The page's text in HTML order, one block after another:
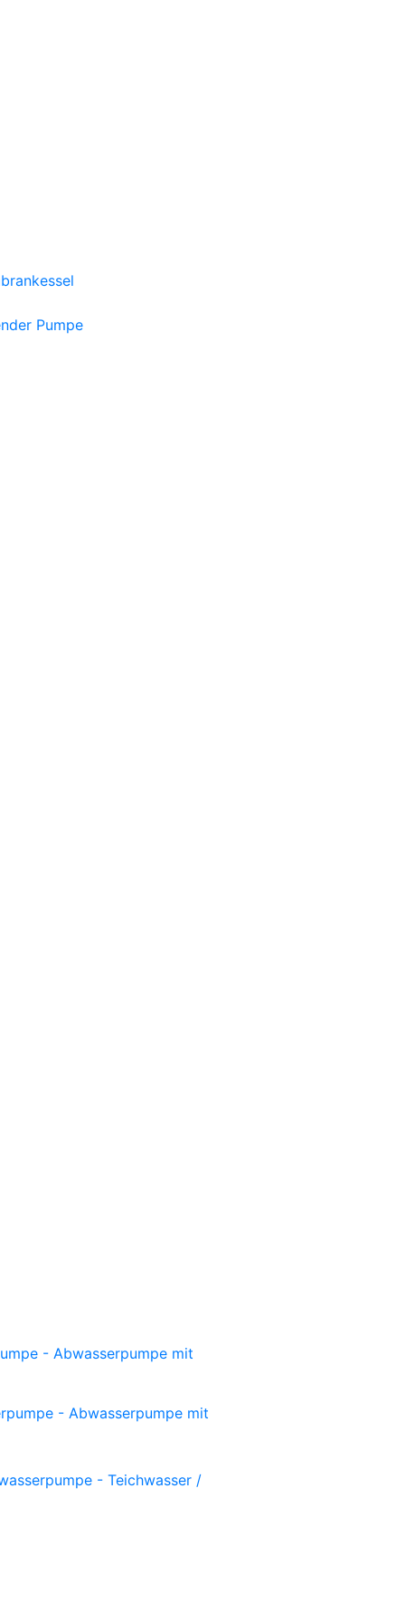
Pumpe
- Abwasserpumpe mit
- Abwasserpumpe mit
- Teichwasser /